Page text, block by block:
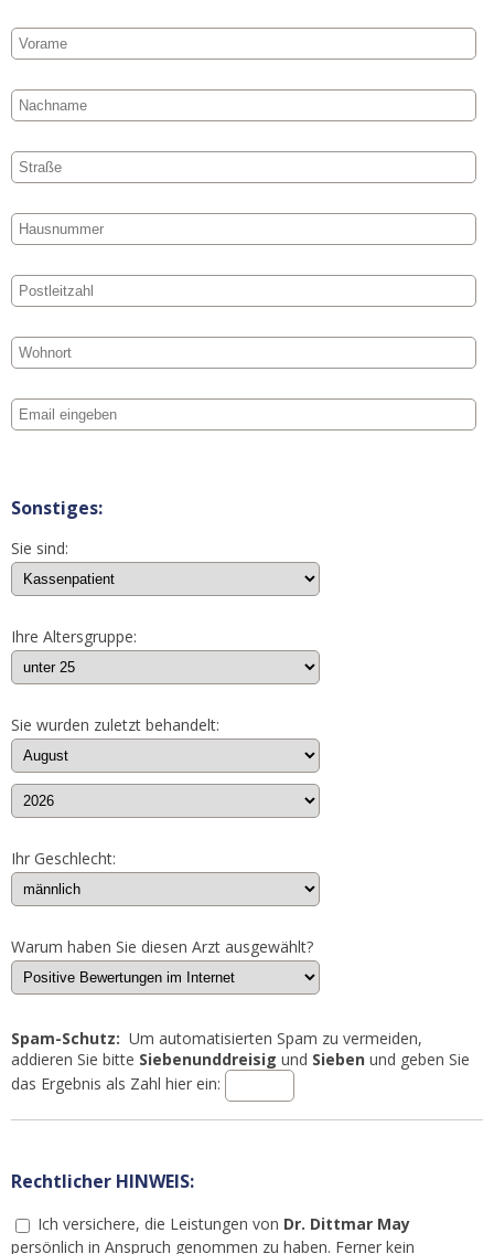
Sonstiges:
Sie sind:
Ihre Altersgruppe:
Sie wurden zuletzt behandelt:
Ihr Geschlecht:
Warum haben Sie diesen Arzt ausgewählt?
Spam-Schutz: Um automatisierten Spam zu vermeiden,
addieren Sie bitte Siebenunddreisig und Sieben und geben Sie
das Ergebnis als Zahl hier ein:
Rechtlicher HINWEIS:
Ich versichere, die Leistungen von Dr. Dittmar May
persönlich in Anspruch genommen zu haben. Ferner kein